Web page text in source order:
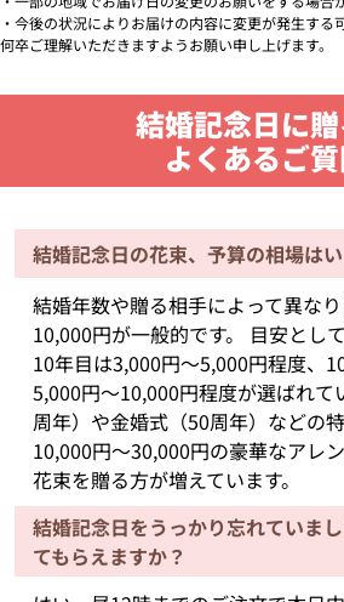
・今後の状況によりお届けの内容に変更が発生する
何卒ご理解いただきますようお願い申し上げます。
結婚記念日に
よくあるご
結婚記念日の花束、予算の相場は
結婚年数や贈る相手によって異な
10,000円が一般的です。 目安とし
10年目は3,000円〜5,000円程度、
5,000円〜10,000円程度が選ばれて
周年）や金婚式（50周年）などの
10,000円〜30,000円の豪華なアレ
花束を贈る方が増えています。
結婚記念日をうっかり忘れていま
てもらえますか？